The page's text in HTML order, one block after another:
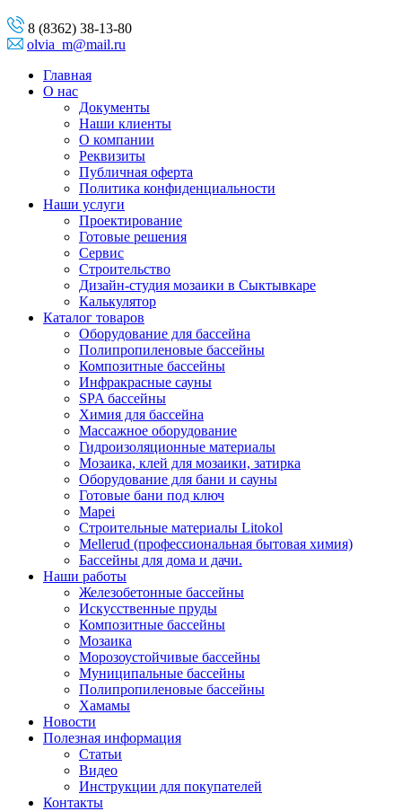
8 (8362) 38-13-80
olvia_m@mail.ru
Главная
О нас
Документы
Наши клиенты
О компании
Реквизиты
Публичная оферта
Политика конфиденциальности
Наши услуги
Проектирование
Готовые решения
Сервис
Строительство
Дизайн-студия мозаики в Сыктывкаре
Калькулятор
Каталог товаров
Оборудование для бассейна
Полипропиленовые бассейны
Композитные бассейны
Инфракрасные сауны
SPA бассейны
Химия для бассейна
Массажное оборудование
Гидроизоляционные материалы
Мозаика, клей для мозаики, затирка
Оборудование для бани и сауны
Готовые бани под ключ
Mapei
Строительные материалы Litokol
Mellerud (профессиональная бытовая химия)
Бассейны для дома и дачи.
Наши работы
Железобетонные бассейны
Искусственные пруды
Композитные бассейны
Мозаика
Морозоустойчивые бассейны
Муниципальные бассейны
Полипропиленовые бассейны
Хамамы
Новости
Полезная информация
Статьи
Видео
Инструкции для покупателей
Контакты